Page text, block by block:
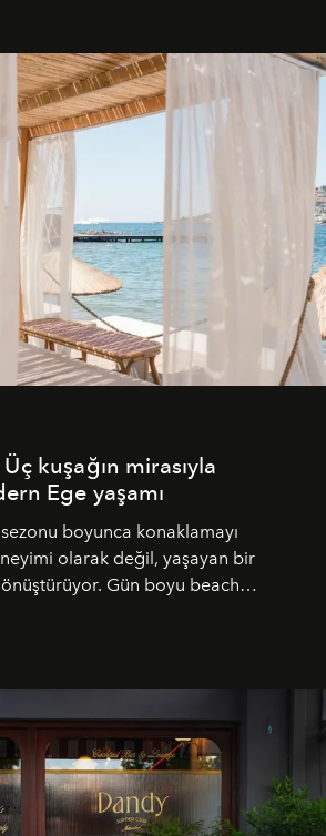
kuşağın mirasıyla
Ege yaşamı
sezonu boyunca konaklamayı
olarak değil, yaşayan bir
Gün boyu beach
misafirlerle buluşuyor.
müziğe odaklanan bu özel
lüks anlayışını gün batımından
hafta farklı bir deneyim sunuyor.